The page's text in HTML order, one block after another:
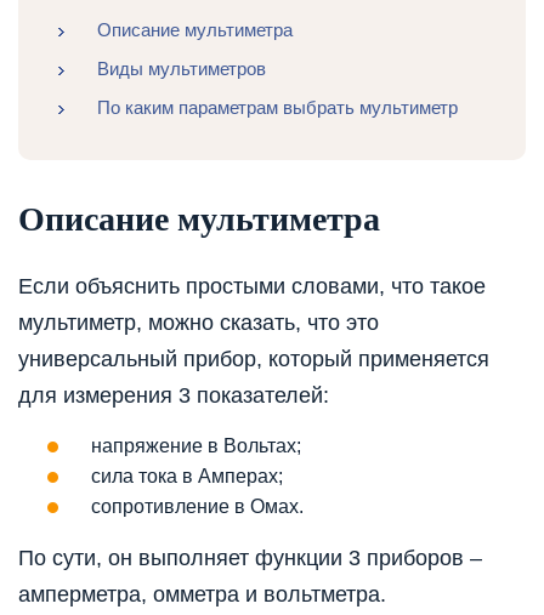
Описание мультиметра
Виды мультиметров
По каким параметрам выбрать мультиметр
Описание мультиметра
Если объяснить простыми словами, что такое
мультиметр, можно сказать, что это
универсальный прибор, который применяется
для измерения 3 показателей:
напряжение в Вольтах;
сила тока в Амперах;
сопротивление в Омах.
По сути, он выполняет функции 3 приборов –
амперметра, омметра и вольтметра.